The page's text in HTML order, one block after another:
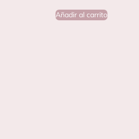
Añadir al carrito